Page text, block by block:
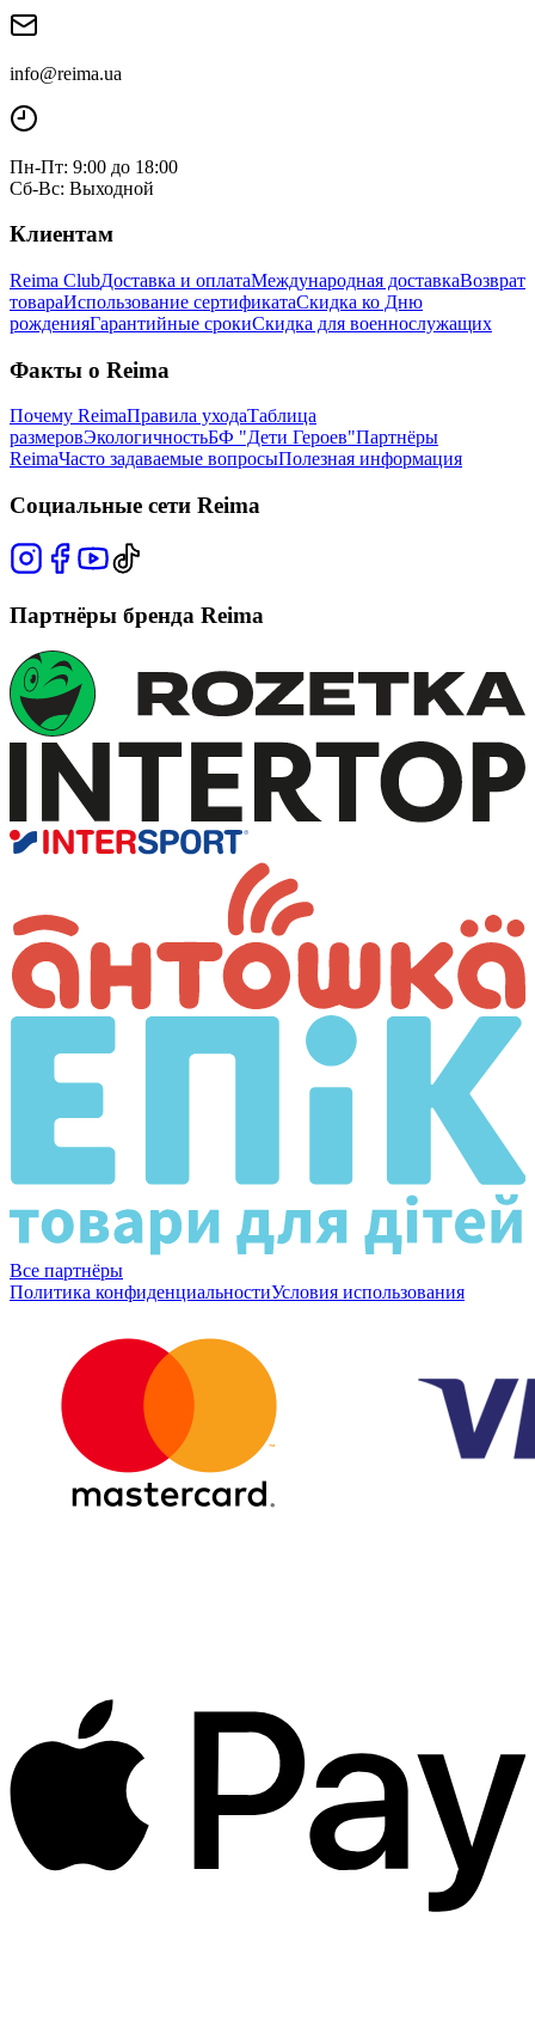
info@reima.ua
Пн-Пт: 9:00 до 18:00
Сб-Вс: Выходной
Клиентам
Reima ClubДоставка и оплатаМеждународная доставкаВозврат
товараИспользование сертификатаСкидка ко Дню
рожденияГарантийные срокиСкидка для военнослужащих
Факты о Reima
Почему ReimaПравила уходаТаблица
размеровЭкологичностьБФ "Дети Героев"Партнёры
ReimaЧасто задаваемые вопросыПолезная информация
Социальные сети Reima
Партнёры бренда Reima
Все партнёры
Политика конфиденциальностиУсловия использования